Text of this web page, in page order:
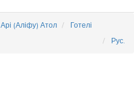
Арі (Аліфу) Атол
Готелі
Рус.